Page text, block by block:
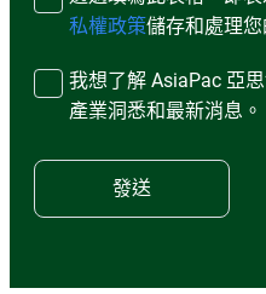
私權政策儲存和處理您
我想了解 AsiaPac 亞
產業洞悉和最新消息。
發送